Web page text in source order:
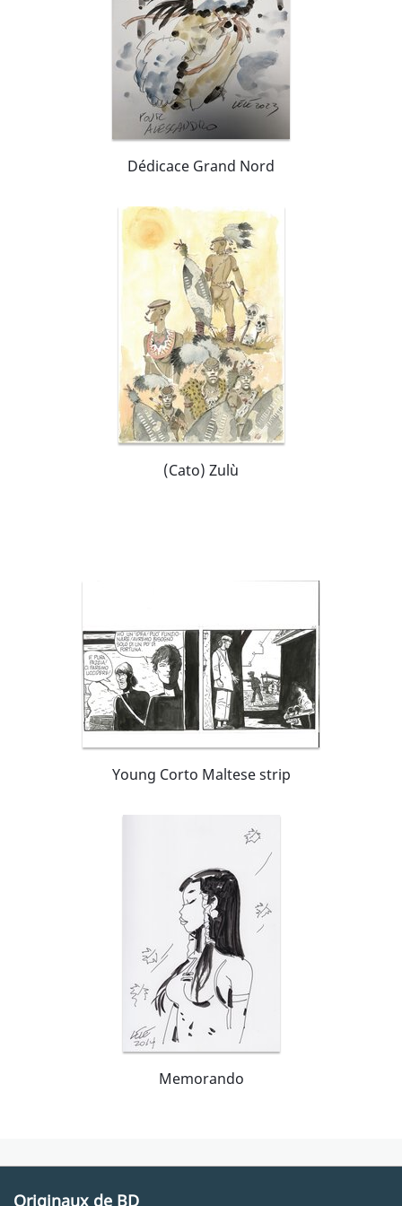
Dédicace Grand Nord
(Cato) Zulù
Young Corto Maltese strip
Memorando
Originaux de BD